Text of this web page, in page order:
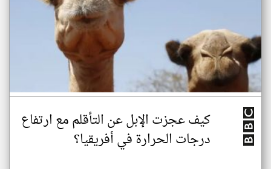
كيف عجزت الإبل عن التأقلم مع ارتفاع
درجات الحرارة في أفريقيا؟